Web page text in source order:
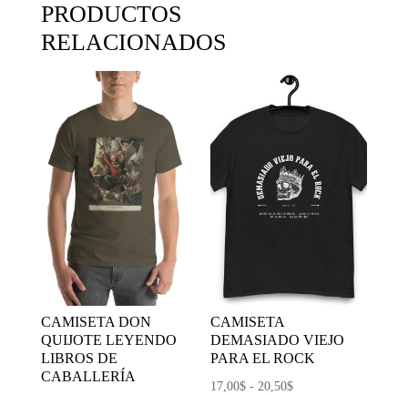
PRODUCTOS
RELACIONADOS
CAMISETA DON
QUIJOTE LEYENDO
LIBROS DE
CABALLERÍA
CAMISETA
DEMASIADO VIEJO
PARA EL ROCK
17,00$ - 20,50$Rango